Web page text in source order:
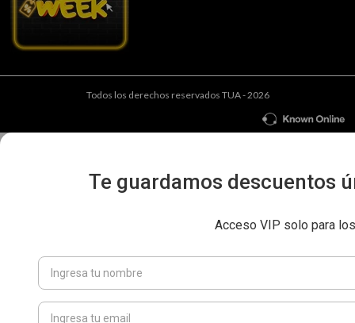
Todos los derechos reservados TUA - 2026
Te guardamos descuentos
Acceso VIP solo para